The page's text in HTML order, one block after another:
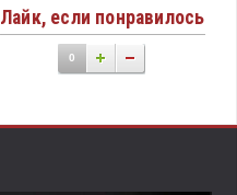
Лайк, если понравилось
0